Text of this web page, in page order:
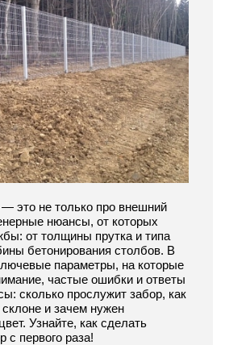
это не только про внешний
нюансы, от которых
от толщины прутка и типа
бетонирования столбов. В
параметры, на которые
частые ошибки и ответы
сколько прослужит забор, как
склоне и зачем нужен
Узнайте, как сделать
с первого раза!